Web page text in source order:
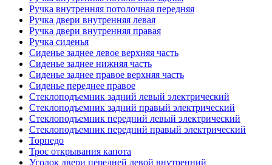
Ручка внутренняя потолочная передняя
Ручка двери внутренняя левая
Ручка двери внутренняя правая
Ручка сиденья
Сиденье заднее левое верхняя часть
Сиденье заднее нижняя часть
Сиденье заднее правое верхняя часть
Сиденье переднее правое
Стеклоподъемник задний левый электрический
Стеклоподъемник задний правый электрический
Стеклоподъемник передний левый электрический
Стеклоподъемник передний правый электрический
Торпедо
Трос открывания капота
Уголок двери передней левой внутренний